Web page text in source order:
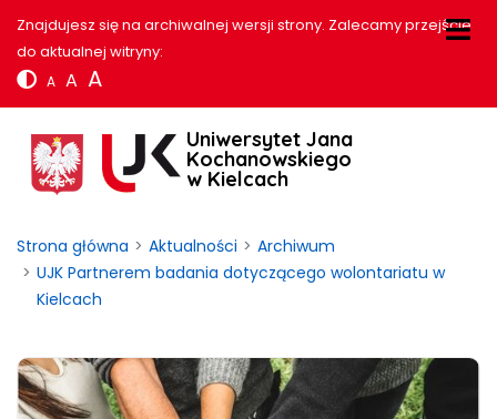
Znajdujesz się na archiwalnej wersji strony. Zalecamy przejście
do aktualnej witryny:
A A A
Uniwersytet Jana
Kochanowskiego
w Kielcach
Strona główna Aktualności
Archiwum
UJK Partnerem badania dotyczącego wolontariatu w
Kielcach